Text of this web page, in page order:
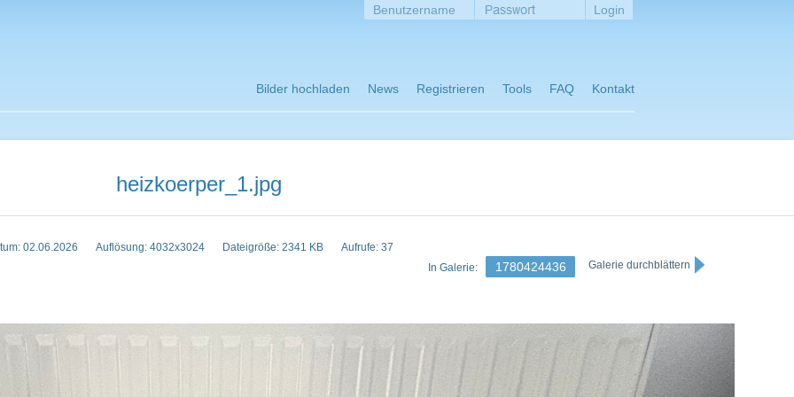
Kontakt
FAQ
Tools
Registrieren
News
Bilder hochladen
heizkoerper_1.jpg
02.06.2026 Auflösung: 4032x3024 Dateigröße: 2341 KB
Aufrufe: 37
Galerie durchblättern
1780424436
In Galerie: